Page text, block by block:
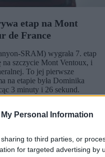
Personal Information
to third parties, or
for targeted advertising by
etap na Mont
de France
SRAM) wygrała 7. etap
szczycie Mont Ventoux, i
To jej pierwsze
na etapie była Dominika
3 minuty i 26 sekund.